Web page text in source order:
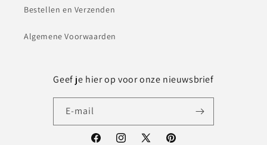
Bestellen en Verzenden
Algemene Voorwaarden
Geef je hier op voor onze nieuwsbrief
E‑mail